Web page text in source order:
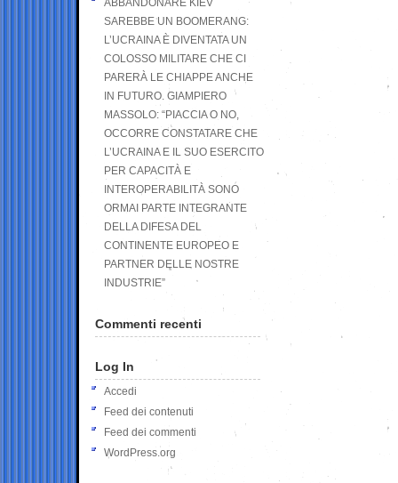
ABBANDONARE KIEV
SAREBBE UN BOOMERANG:
L’UCRAINA È DIVENTATA UN
COLOSSO MILITARE CHE CI
PARERÀ LE CHIAPPE ANCHE
IN FUTURO. GIAMPIERO
MASSOLO: “PIACCIA O NO,
OCCORRE CONSTATARE CHE
L’UCRAINA E IL SUO ESERCITO
PER CAPACITÀ E
INTEROPERABILITÀ SONO
ORMAI PARTE INTEGRANTE
DELLA DIFESA DEL
CONTINENTE EUROPEO E
PARTNER DELLE NOSTRE
INDUSTRIE”
Commenti recenti
Log In
Accedi
Feed dei contenuti
Feed dei commenti
WordPress.org